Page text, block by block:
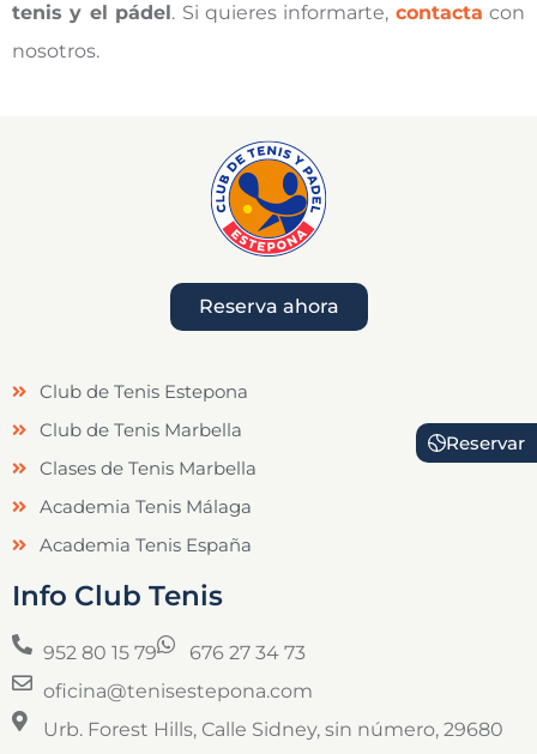
tenis y el pádel . Si quieres informarte, contacta con
nosotros.
Reserva ahora
Reservar
Club de Tenis Estepona
Club de Tenis Marbella
Clases de Tenis Marbella
Academia Tenis Málaga
Academia Tenis España
Info Club Tenis
952 80 15 79
676 27 34 73
oficina@tenisestepona.com
Urb. Forest Hills, Calle Sidney, sin número, 29680